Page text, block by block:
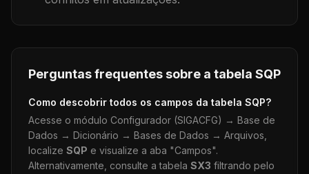
Perguntas frequentes sobre a tabela SQP
Como descobrir todos os campos da tabela SQP?
Acesse o módulo Configurador (SIGACFG) → Base de
Dados → Dicionário → Bases de Dados → Arquivos,
localize SQP e visualize a aba "Campos".
Alternativamente, consulte a tabela SX3 filtrando pelo